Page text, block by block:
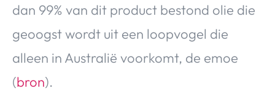
dan 99% van dit product bestond olie die
geoogst wordt uit een loopvogel die
alleen in Australië voorkomt, de emoe
(bron).